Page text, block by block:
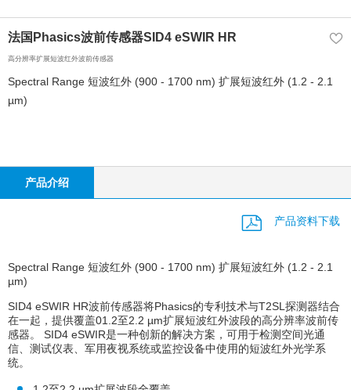
法国Phasics波前传感器SID4 eSWIR HR
高分辨率扩展短波红外波前传感器
Spectral Range 短波红外 (900 - 1700 nm) 扩展短波红外 (1.2 - 2.1
µm)
产品介绍
产品资料下载
Spectral Range 短波红外 (900 - 1700 nm) 扩展短波红外 (1.2 - 2.1
µm)
SID4 eSWIR HR波前传感器将Phasics的专利技术与T2SL探测器结合
在一起，提供覆盖01.2至2.2 µm扩展短波红外波段的高分辨率波前传
感器。 SID4 eSWIR是一种创新的解决方案，可用于检测空间光通
信、测试仪表、军用夜视系统或监控设备中使用的短波红外光学系
统。